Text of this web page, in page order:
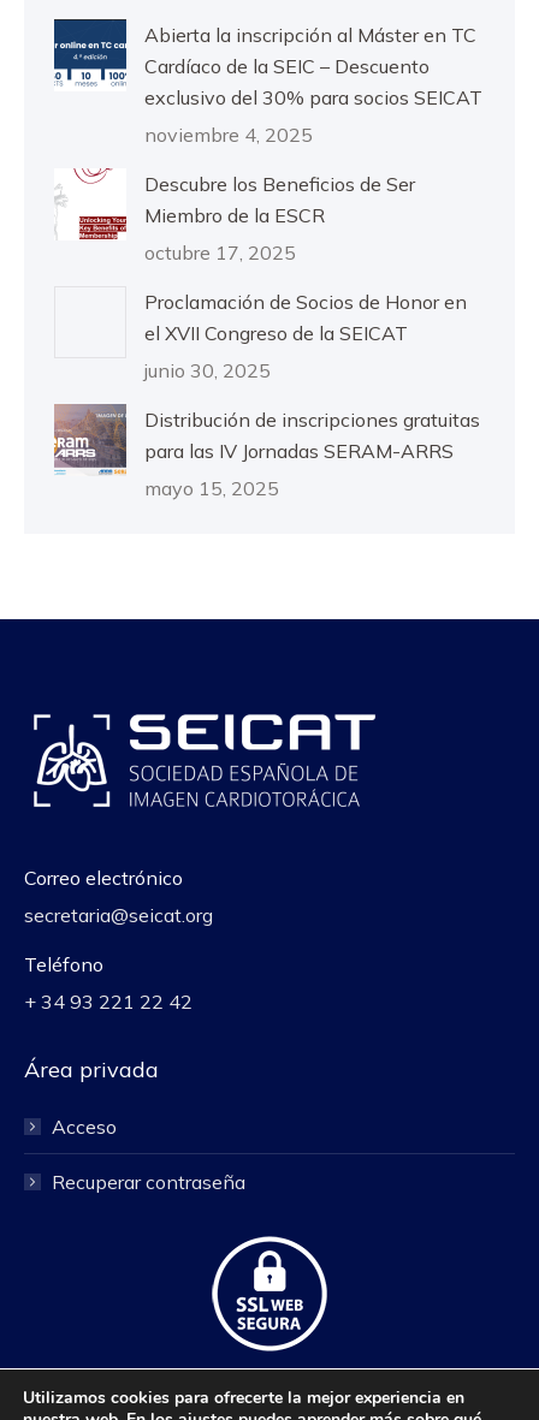
Abierta la inscripción al Máster en TC
Cardíaco de la SEIC – Descuento
exclusivo del 30% para socios SEICAT
noviembre 4, 2025
Descubre los Beneficios de Ser
Miembro de la ESCR
octubre 17, 2025
Proclamación de Socios de Honor en
el XVII Congreso de la SEICAT
junio 30, 2025
Distribución de inscripciones gratuitas
para las IV Jornadas SERAM-ARRS
mayo 15, 2025
Correo electrónico
secretaria@seicat.org
Teléfono
+ 34 93 221 22 42
Área privada
Acceso
Recuperar contraseña
Utilizamos cookies para ofrecerte la mejor experiencia en